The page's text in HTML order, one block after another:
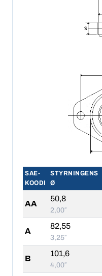
SAE-
KOODI
STYRNINGENS
Ø
AA
50,8
2,00″
A
82,55
3,25″
B
101,6
4,00″